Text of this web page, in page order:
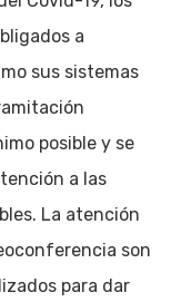
a
sus sistemas
posible y se
a las
La atención
son
para dar